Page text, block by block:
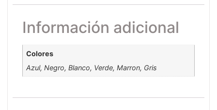
Información adicional
Colores
Azul, Negro, Blanco, Verde, Marron, Gris